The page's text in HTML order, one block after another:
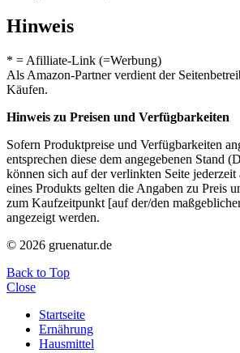
Hinweis
* = Afilliate-Link (=Werbung)
Als Amazon-Partner verdient der
Käufen.
Hinweis zu Preisen und Verfügbarkeiten
Sofern Produktpreise und Verfügbarkeiten
entsprechen diese dem angegebenen Stand
können sich auf der verlinkten Seite
eines Produkts gelten die Angaben zu Preis
zum Kaufzeitpunkt [auf der/den
angezeigt werden.
© 2026 gruenatur.de
Back to Top
Close
Startseite
Ernährung
Hausmittel